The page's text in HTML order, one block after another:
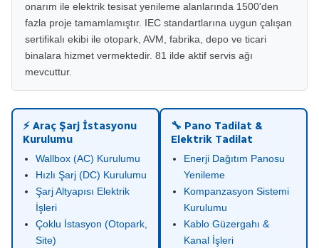
onarım ile elektrik tesisat yenileme alanlarında 1500'den
fazla proje tamamlamıştır. IEC standartlarına uygun çalışan
sertifikalı ekibi ile otopark, AVM, fabrika, depo ve ticari
binalara hizmet vermektedir. 81 ilde aktif servis ağı
mevcuttur.
⚡ Araç Şarj İstasyonu
Kurulumu
Wallbox (AC) Kurulumu
Hızlı Şarj (DC) Kurulumu
Şarj Altyapısı Elektrik
İşleri
Çoklu İstasyon (Otopark,
Site)
🔧 Pano Tadilat &
Elektrik Tadilat
Enerji Dağıtım Panosu
Yenileme
Kompanzasyon Sistemi
Kurulumu
Kablo Güzergahı &
Kanal İşleri